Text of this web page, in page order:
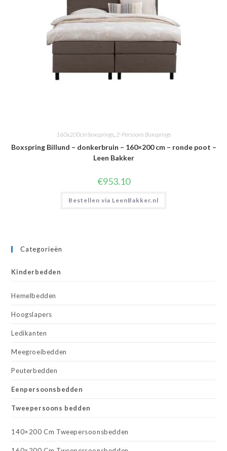
160x200cm boxsprings,2-Persoons Boxsprings
Boxspring Billund – donkerbruin – 160×200 cm – ronde poot –
Leen Bakker
€953.10
Bestellen via LeenBakker.nl
Categorieën
Kinderbedden
Hemelbedden
Hoogslapers
Ledikanten
Meegroeibedden
Peuterbedden
Eenpersoonsbedden
Tweepersoons bedden
140×200 Cm Tweepersoonsbedden